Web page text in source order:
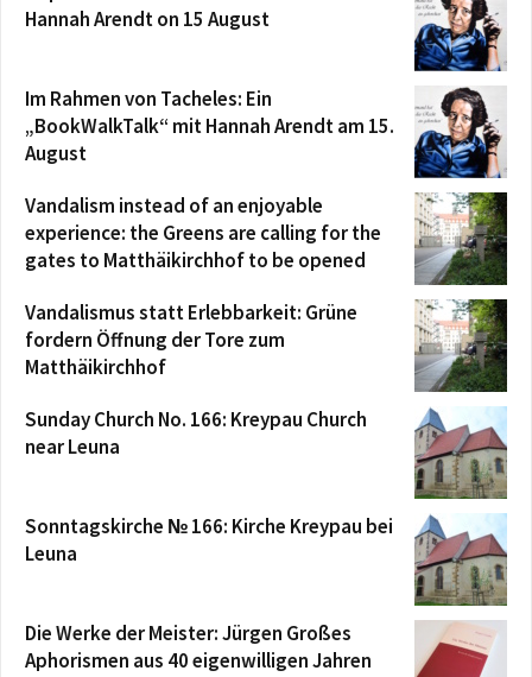
Hannah Arendt on 15 August
Im Rahmen von Tacheles: Ein
„BookWalkTalk“ mit Hannah Arendt am 15.
August
Vandalism instead of an enjoyable
experience: the Greens are calling for the
gates to Matthäikirchhof to be opened
Vandalismus statt Erlebbarkeit: Grüne
fordern Öffnung der Tore zum
Matthäikirchhof
Sunday Church No. 166: Kreypau Church
near Leuna
Sonntagskirche № 166: Kirche Kreypau bei
Leuna
Die Werke der Meister: Jürgen Großes
Aphorismen aus 40 eigenwilligen Jahren